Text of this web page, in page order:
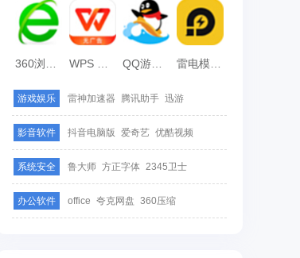
雷电模拟器
游戏娱乐 雷神加速器 腾讯助手 迅游
影音软件 抖音电脑版 爱奇艺 优酷视频
系统安全 鲁大师 方正字体 2345卫士
办公软件 office 夸克网盘 360压缩